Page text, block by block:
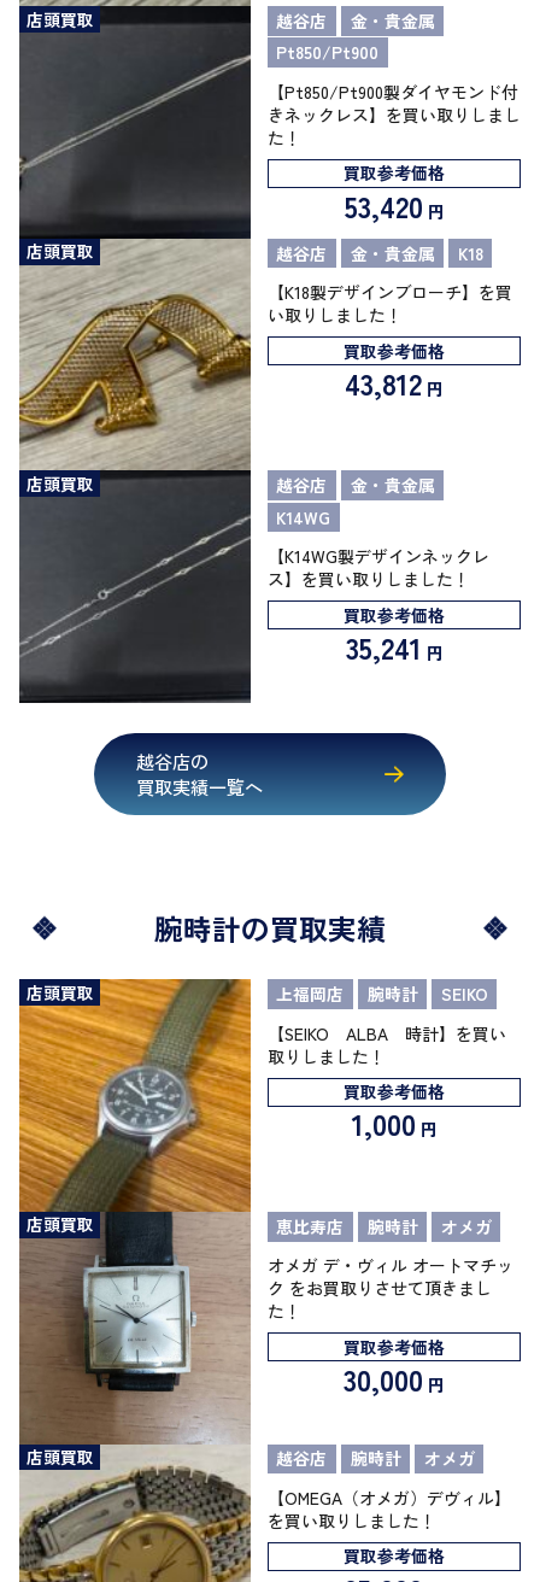
店頭買取 越谷店
金・貴金属
Pt850/Pt900
【Pt850/Pt900製ダイヤモンド付
きネックレス】を買い取りしまし
た！
買取参考価格
53,420 円
店頭買取
越谷店 金・貴金属
K18
【K18製デザインブローチ】を買
い取りしました！
買取参考価格
43,812 円
店頭買取 越谷店
金・貴金属
K14WG
【K14WG製デザインネックレ
ス】を買い取りしました！
買取参考価格
35,241 円
越谷店の
買取実績一覧へ
腕時計の買取実績
店頭買取 上福岡店 腕時計
SEIKO
【SEIKO ALBA 時計】を買い
取りしました！
買取参考価格
1,000 円
店頭買取 恵比寿店 腕時計
オメガ
オメガ デ・ヴィル オートマチッ
ク をお買取りさせて頂きまし
た！
買取参考価格
30,000 円
店頭買取 越谷店 腕時計
オメガ
【OMEGA（オメガ）デヴィル】
を買い取りしました！
買取参考価格